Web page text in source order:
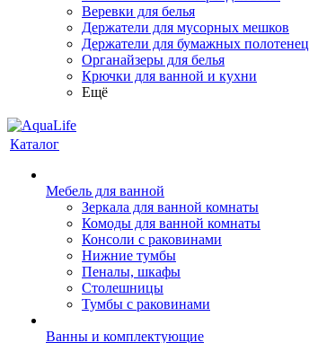
Веревки для белья
Держатели для мусорных мешков
Держатели для бумажных полотенец
Органайзеры для белья
Крючки для ванной и кухни
Ещё
Каталог
Мебель для ванной
Зеркала для ванной комнаты
Комоды для ванной комнаты
Консоли с раковинами
Нижние тумбы
Пеналы, шкафы
Столешницы
Тумбы с раковинами
Ванны и комплектующие